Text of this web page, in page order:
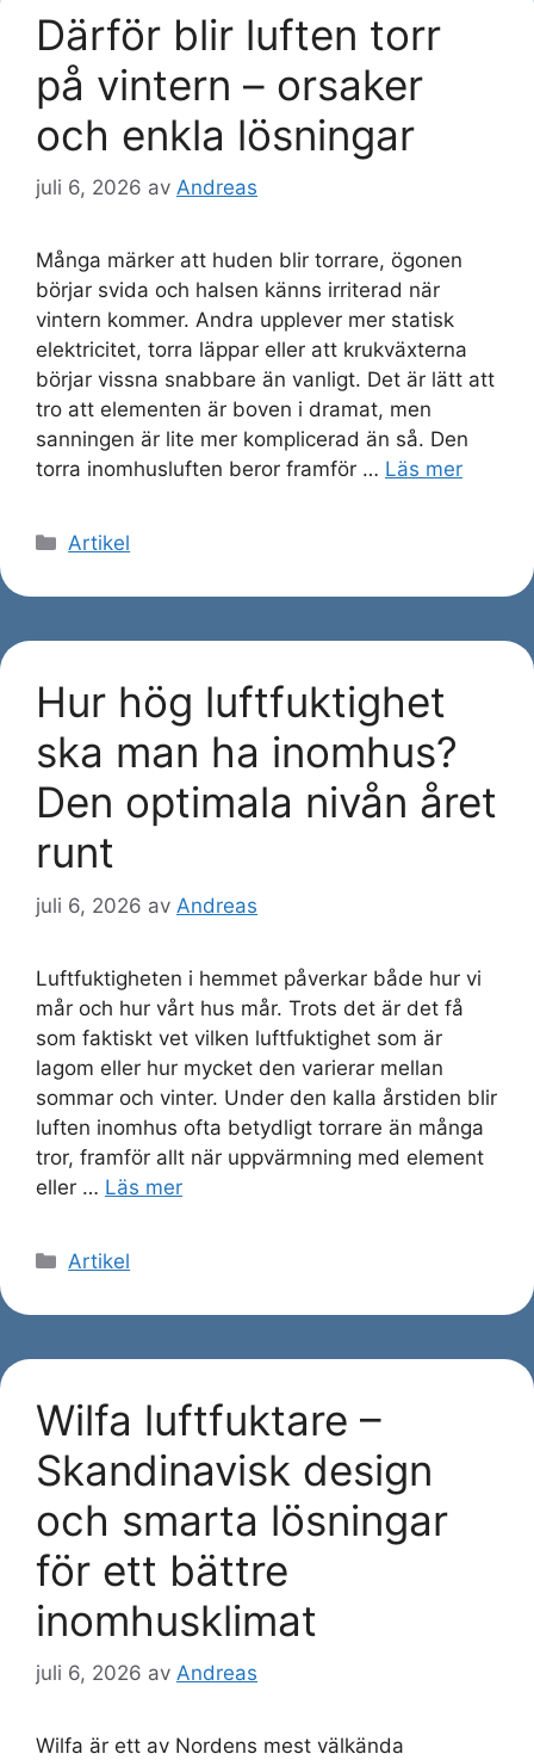
Därför blir luften torr
på vintern – orsaker
och enkla lösningar
juli 6, 2026 av Andreas
Många märker att huden blir torrare, ögonen
börjar svida och halsen känns irriterad när
vintern kommer. Andra upplever mer statisk
elektricitet, torra läppar eller att krukväxterna
börjar vissna snabbare än vanligt. Det är lätt att
tro att elementen är boven i dramat, men
sanningen är lite mer komplicerad än så. Den
torra inomhusluften beror framför … Läs mer
Kategorier
Artikel
Hur hög luftfuktighet
ska man ha inomhus?
Den optimala nivån året
runt
juli 6, 2026 av Andreas
Luftfuktigheten i hemmet påverkar både hur vi
mår och hur vårt hus mår. Trots det är det få
som faktiskt vet vilken luftfuktighet som är
lagom eller hur mycket den varierar mellan
sommar och vinter. Under den kalla årstiden blir
luften inomhus ofta betydligt torrare än många
tror, framför allt när uppvärmning med element
eller … Läs mer
Kategorier
Artikel
Wilfa luftfuktare –
Skandinavisk design
och smarta lösningar
för ett bättre
inomhusklimat
juli 6, 2026 av Andreas
Wilfa är ett av Nordens mest välkända